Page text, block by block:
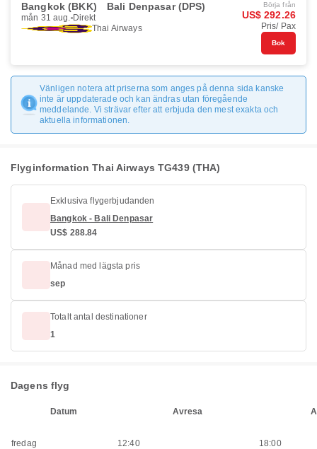
Bangkok (BKK) Bali Denpasar (DPS)
mån 31 aug. Direkt
Thai Airways
Börja från
US$ 292.26
Pris/ Pax
Bok
Vänligen notera att priserna som anges på denna sida kanske
inte är uppdaterade och kan ändras utan föregående
meddelande. Vi strävar efter att erbjuda den mest exakta och
aktuella informationen.
Flyginformation Thai Airways TG439 (THA)
Exklusiva flygerbjudanden
Bangkok - Bali Denpasar
US$ 288.84
Månad med lägsta pris
sep
Totalt antal destinationer
1
Dagens flyg
Datum Avresa
fredag
12:40
18:00